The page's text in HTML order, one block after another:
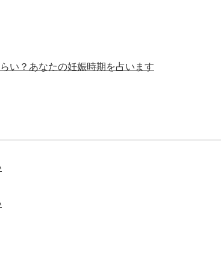
い？あなたの妊娠時期を占います